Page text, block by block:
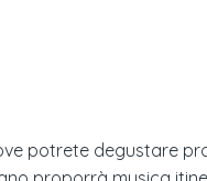
potrete degustare